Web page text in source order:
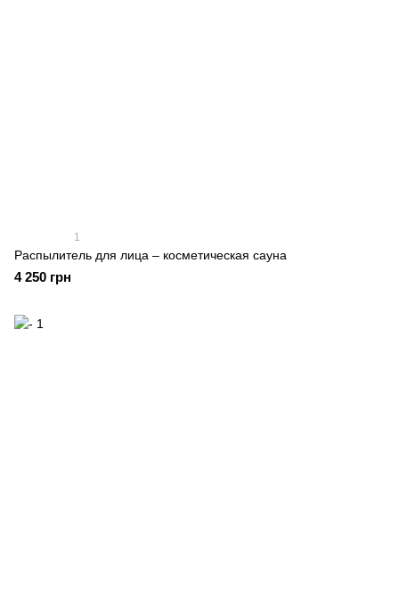
1
Распылитель для лица – косметическая сауна
4 250 грн